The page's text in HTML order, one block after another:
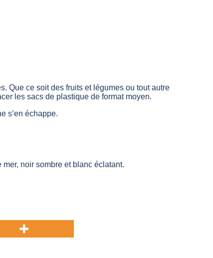
Que ce soit des fruits et légumes ou tout autre
les sacs de plastique de format moyen.
s’en échappe.
noir sombre et blanc éclatant.